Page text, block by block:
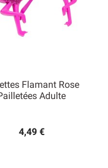
Flamant Rose
Adulte
4,49 €